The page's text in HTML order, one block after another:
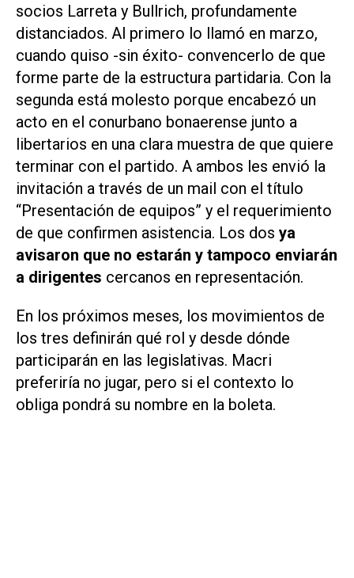
socios Larreta y Bullrich, profundamente
distanciados. Al primero lo llamó en marzo,
cuando quiso -sin éxito- convencerlo de que
forme parte de la estructura partidaria. Con la
segunda está molesto porque encabezó un
acto en el conurbano bonaerense junto a
libertarios en una clara muestra de que quiere
terminar con el partido. A ambos les envió la
invitación a través de un mail con el título
“Presentación de equipos” y el requerimiento
de que confirmen asistencia. Los dos ya
avisaron que no estarán y tampoco enviarán
a dirigentes cercanos en representación.
En los próximos meses, los movimientos de
los tres definirán qué rol y desde dónde
participarán en las legislativas. Macri
preferiría no jugar, pero si el contexto lo
obliga pondrá su nombre en la boleta.